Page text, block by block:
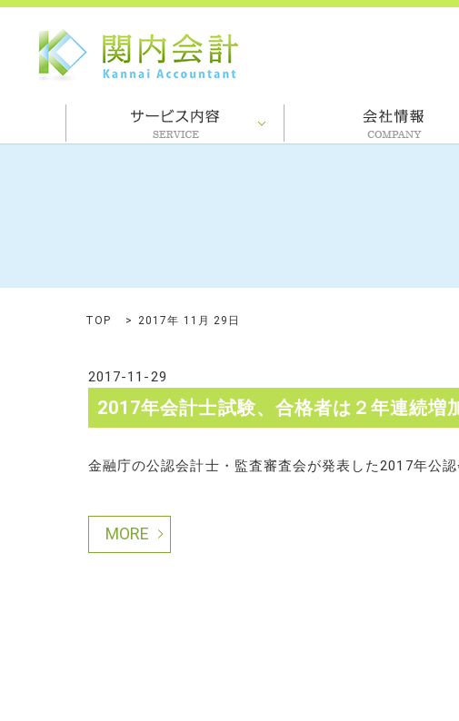
TOP 2017年 11月 29日
2017-11-29
2017年会計士試験、合格者は２年連続増
金融庁の公認会計士・監査審査会が発表した2017年公
MORE